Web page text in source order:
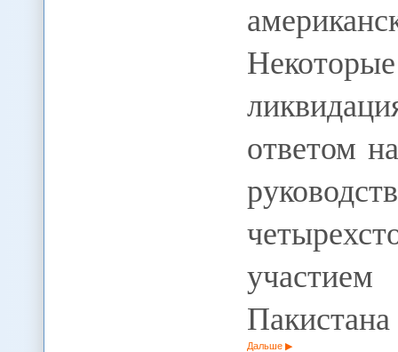
ответом
Дальше